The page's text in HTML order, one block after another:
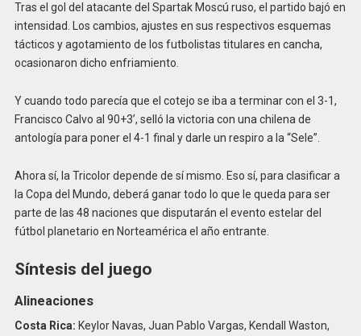
Tras el gol del atacante del Spartak Moscú ruso, el partido bajó en
intensidad. Los cambios, ajustes en sus respectivos esquemas
tácticos y agotamiento de los futbolistas titulares en cancha,
ocasionaron dicho enfriamiento.
Y cuando todo parecía que el cotejo se iba a terminar con el 3-1,
Francisco Calvo al 90+3’, selló la victoria con una chilena de
antología para poner el 4-1 final y darle un respiro a la “Sele”.
Ahora sí, la Tricolor depende de sí mismo. Eso sí, para clasificar a
la Copa del Mundo, deberá ganar todo lo que le queda para ser
parte de las 48 naciones que disputarán el evento estelar del
fútbol planetario en Norteamérica el año entrante.
Síntesis del juego
Alineaciones
Costa Rica: Keylor Navas, Juan Pablo Vargas, Kendall Waston,